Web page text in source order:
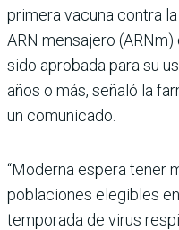
primera vacuna contra
ARN mensajero (ARNm)
sido aprobada para su
años o más, señaló la
un comunicado.
“Moderna espera tener
poblaciones elegibles
temporada de virus